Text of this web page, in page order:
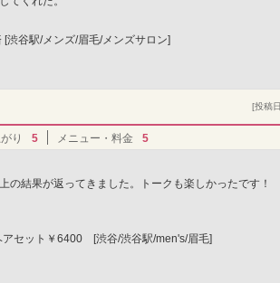
谷駅/メンズ/眉毛/メンズサロン]
[投稿
り 5 メニュー・料金 5
の結果が返ってきました。トークも楽しかったです！
アセット￥6400 [渋谷/渋谷駅/men's/眉毛]